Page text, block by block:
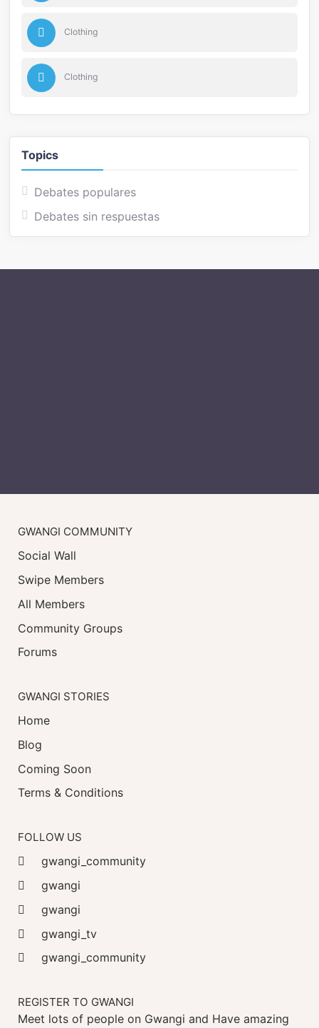
Clothing
Clothing
Topics
Debates populares
Debates sin respuestas
GWANGI COMMUNITY
Social Wall
Swipe Members
All Members
Community Groups
Forums
GWANGI STORIES
Home
Blog
Coming Soon
Terms & Conditions
FOLLOW US
gwangi_community
gwangi
gwangi
gwangi_tv
gwangi_community
REGISTER TO GWANGI
Meet lots of people on Gwangi and Have amazing